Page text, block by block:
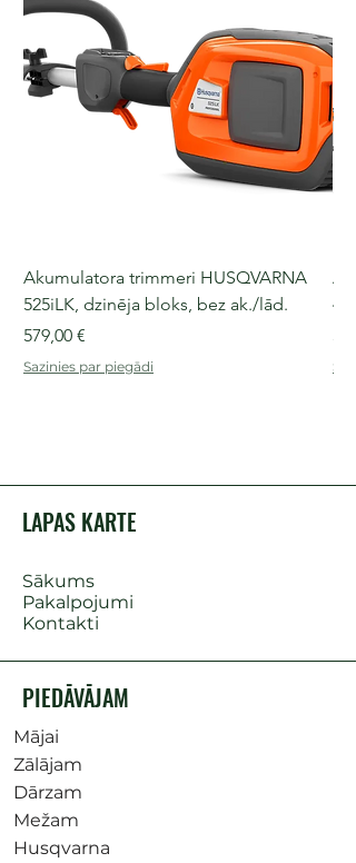
Akumulatora trimmeri HUSQVARNA
525iLK, dzinēja bloks, bez ak./lād.
Cena
579,00 €
Sazinies par piegādi
LAPAS KARTE
Sākums
Pakalpojumi
Kontakti
PIEDĀVĀJAM
Mājai
Zālājam
Dārzam
Mežam
Husqvarna